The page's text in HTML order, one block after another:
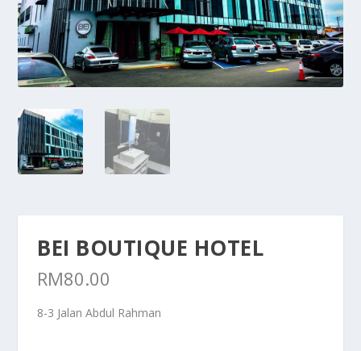
BEI BOUTIQUE HOTEL
RM80.00
8-3 Jalan Abdul Rahman